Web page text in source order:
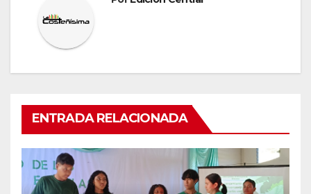
ENTRADA RELACIONADA